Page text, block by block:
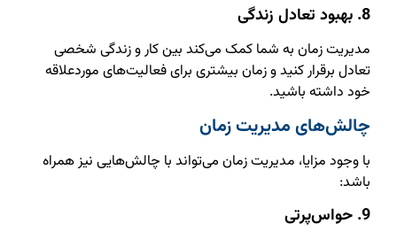
8. بهبود تعادل زندگی
مدیریت زمان به شما کمک می‌کند بین کار و زندگی شخصی
تعادل برقرار کنید و زمان بیشتری برای فعالیت‌های موردعلاقه
خود داشته باشید.
چالش‌های مدیریت زمان
با وجود مزایا، مدیریت زمان می‌تواند با چالش‌هایی نیز همراه
باشد:
9. حواس‌پرتی